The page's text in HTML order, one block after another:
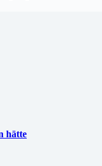
hätte